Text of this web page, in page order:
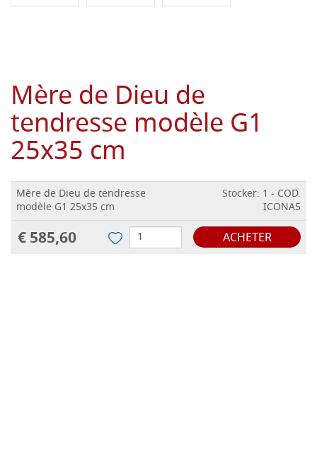
Mère de Dieu de
tendresse modèle G1
25x35 cm
Mère de Dieu de tendresse
modèle G1 25x35 cm
Stocker: 1 - COD.
ICONA5
€ 585,60 ACHETER